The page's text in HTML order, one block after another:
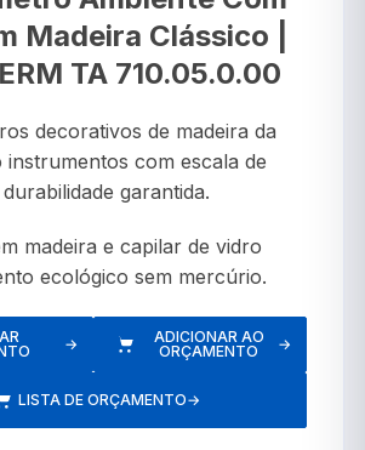
Madeira Clássico |
TA 710.05.0.00
decorativos de madeira da
instrumentos com escala de
garantida.
madeira e capilar de vidro
ecológico sem mercúrio.
→
ADICIONAR AO
ORÇAMENTO
→
LISTA DE ORÇAMENTO→